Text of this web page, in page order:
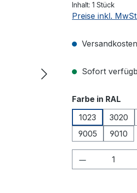
Inhalt: 1 Stück
Preise inkl.
Sofort
Farbe in RAL
1023
3020
9005
9010
Produkt